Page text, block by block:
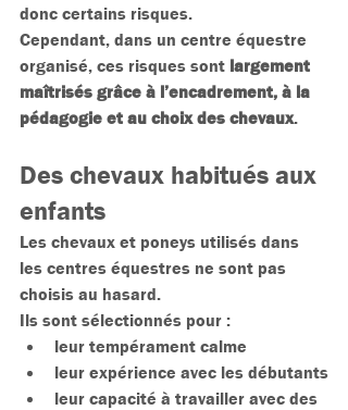
donc certains risques.
Cependant, dans un centre équestre
organisé, ces risques sont largement
maîtrisés grâce à l’encadrement, à la
pédagogie et au choix des chevaux.
Des chevaux habitués aux
enfants
Les chevaux et poneys utilisés dans
les centres équestres ne sont pas
choisis au hasard.
Ils sont sélectionnés pour :
leur tempérament calme
leur expérience avec les débutants
leur capacité à travailler avec des